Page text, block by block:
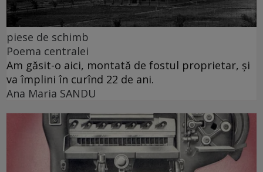
piese de schimb
Poema centralei
Am găsit-o aici, montată de fostul proprietar, și
va împlini în curînd 22 de ani.
Ana Maria SANDU